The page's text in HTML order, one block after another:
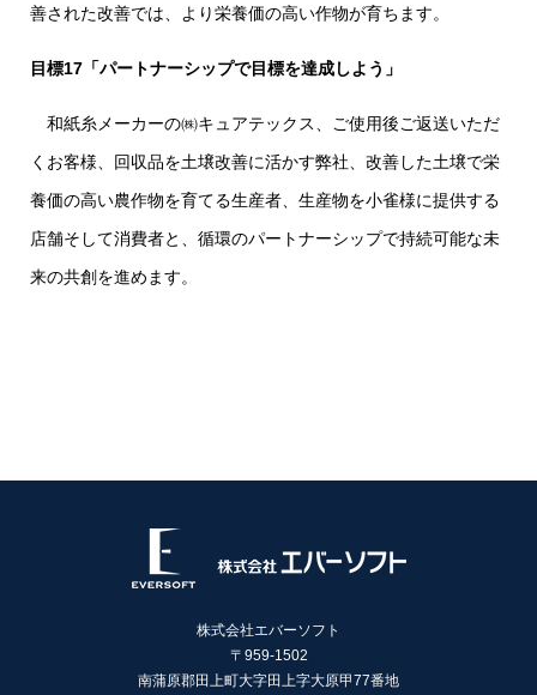
善された改善では、より栄養価の高い作物が育ちます。
目標17「パートナーシップで目標を達成しよう」
和紙糸メーカーの㈱キュアテックス、ご使用後ご返送いただ
くお客様、回収品を土壌改善に活かす弊社、改善した土壌で栄
養価の高い農作物を育てる生産者、生産物を小雀様に提供する
店舗そして消費者と、循環のパートナーシップで持続可能な未
来の共創を進めます。
株式会社エバーソフト
〒959-1502
南蒲原郡田上町大字田上字大原甲77番地